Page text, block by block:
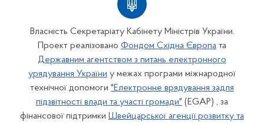
Власність Секретаріату Кабінету Міністрів України.
Проект реалізовано Фондом Східна Європа та
Державним агентством з питань електронного
урядування України у межах програми міжнародної
технічної допомоги "Електронне врядування задля
підзвітності влади та участі громади" (EGAP) , за
фінансової підтримки Швейцарської агенції розвитку та